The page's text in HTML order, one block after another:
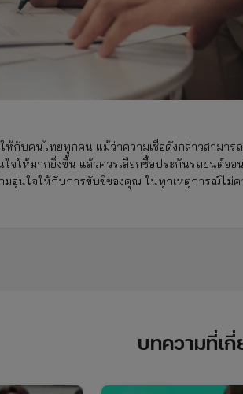
ห้กับคนไทยทุกคน แม้ว่าความเชื่อดังกล่าวสามา
จให้มากยิ่งขึ้น แล้วควรเลือกซื้อประกันรถยนต์อ
มอุ่นใจให้กับการขับขี่ของคุณ ในทุกเหตุการณ์ไม่
บทความที่เ